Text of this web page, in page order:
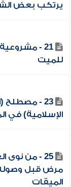
يرتكب بعض
21 -
للميت
23 - مصطلح
الإسلامية) في
25 - من نوى
مرض قبل
الميقات